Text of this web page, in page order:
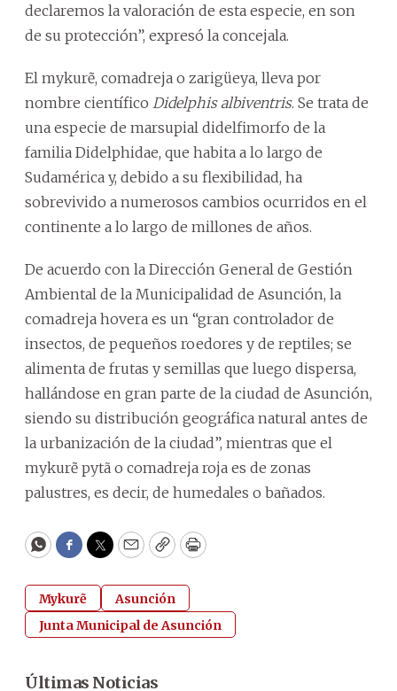
declaremos la valoración de esta especie, en son
de su protección”, expresó la concejala.
El mykurẽ, comadreja o zarigüeya, lleva por
nombre científico Didelphis albiventris. Se trata de
una especie de marsupial didelfimorfo de la
familia Didelphidae, que habita a lo largo de
Sudamérica y, debido a su flexibilidad, ha
sobrevivido a numerosos cambios ocurridos en el
continente a lo largo de millones de años.
De acuerdo con la Dirección General de Gestión
Ambiental de la Municipalidad de Asunción, la
comadreja hovera es un “gran controlador de
insectos, de pequeños roedores y de reptiles; se
alimenta de frutas y semillas que luego dispersa,
hallándose en gran parte de la ciudad de Asunción,
siendo su distribución geográfica natural antes de
la urbanización de la ciudad”, mientras que el
mykurẽ pytã o comadreja roja es de zonas
palustres, es decir, de humedales o bañados.
WhatsApp
Facebook
Twitter
EmailCopyPrint
Mykurẽ
Asunción
Junta Municipal de Asunción
Últimas Noticias